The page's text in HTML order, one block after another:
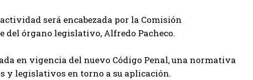
será encabezada por la Comisión
del órgano legislativo, Alfredo Pacheco.
en vigencia del nuevo Código Penal, una normativa
y legislativos en torno a su aplicación.